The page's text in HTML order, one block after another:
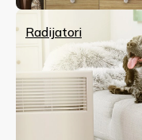
Radijatori